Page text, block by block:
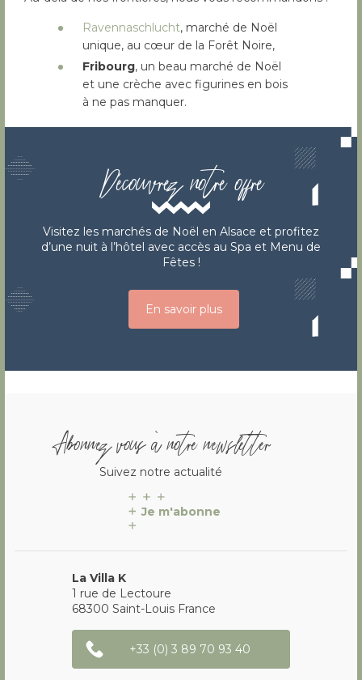
Ravennaschlucht, marché de Noël
unique, au cœur de la Forêt Noire,
Fribourg, un beau marché de Noël
et une crèche avec figurines en bois
à ne pas manquer.
Découvrez notre offre
Visitez les marchés de Noël en Alsace et profitez
d’une nuit à l’hôtel avec accès au Spa et Menu de
Fêtes !
En savoir plus
Abonnez vous à notre newsletter
Suivez notre actualité
Je m'abonne
La Villa K
1 rue de Lectoure
68300 Saint-Louis France
+33 (0) 3 89 70 93 40